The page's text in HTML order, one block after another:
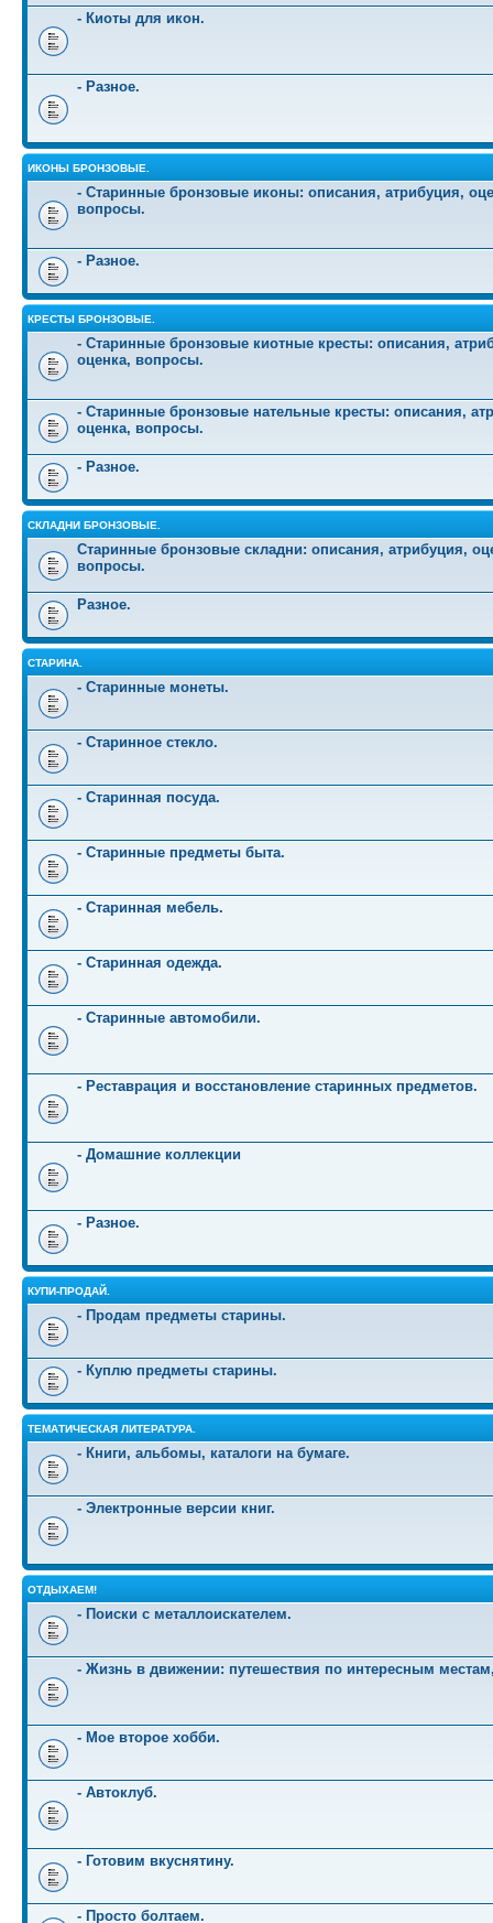
- Киоты для икон.
- Разное.
ИКОНЫ БРОНЗОВЫЕ.
- Старинные бронзовые иконы: описания, атрибуция,
вопросы.
- Разное.
КРЕСТЫ БРОНЗОВЫЕ.
- Старинные бронзовые киотные кресты: описания,
оценка, вопросы.
- Старинные бронзовые нательные кресты: описания,
оценка, вопросы.
- Разное.
СКЛАДНИ БРОНЗОВЫЕ.
Старинные бронзовые складни: описания, атрибуция,
вопросы.
Разное.
СТАРИНА.
- Старинные монеты.
- Старинное стекло.
- Старинная посуда.
- Старинные предметы быта.
- Старинная мебель.
- Старинная одежда.
- Старинные автомобили.
- Реставрация и восстановление старинных предметов.
- Домашние коллекции
- Разное.
КУПИ-ПРОДАЙ.
- Продам предметы старины.
- Куплю предметы старины.
ТЕМАТИЧЕСКАЯ ЛИТЕРАТУРА.
- Книги, альбомы, каталоги на бумаге.
- Электронные версии книг.
ОТДЫХАЕМ!
- Поиски с металлоискателем.
- Жизнь в движении: путешествия по интересным
- Мое второе хобби.
- Автоклуб.
- Готовим вкуснятину.
- Просто болтаем.